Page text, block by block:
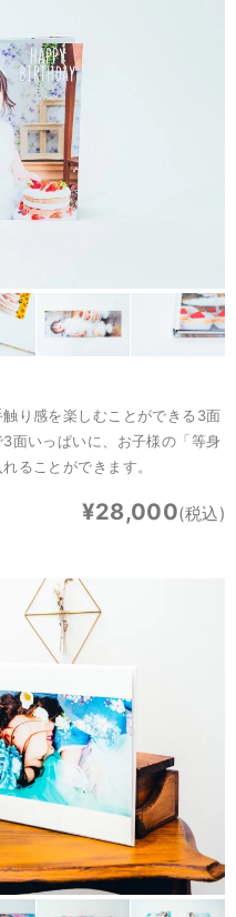
り感を楽しむことができる3面
面いっぱいに、お子様の「等身
ることができます。
¥28,000(税込)